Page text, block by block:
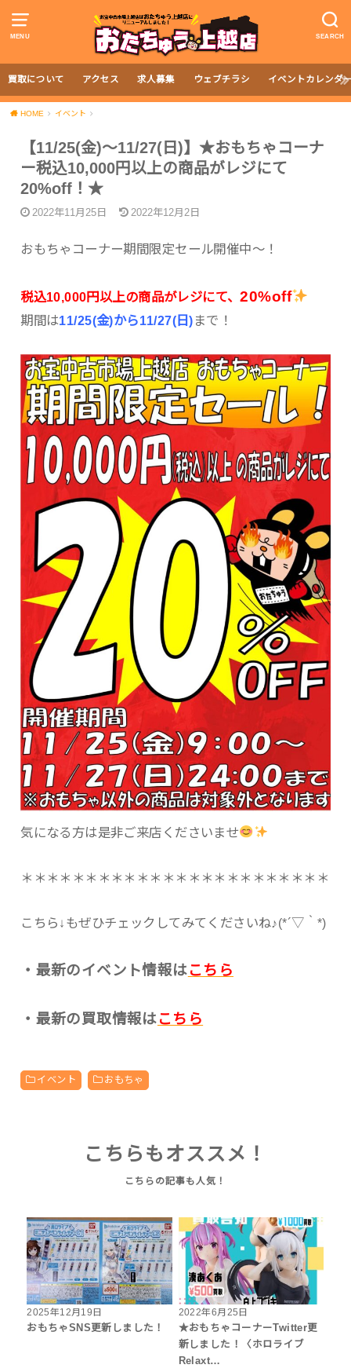
MENU SEARCH
買取について アクセス 求人募集 ウェブチラシ イベントカレンダ
HOME イベント
【11/25(金)～11/27(日)】★おもちゃコーナ
ー税込10,000円以上の商品がレジにて
20%off！★
2022年11月25日 2022年12月2日
おもちゃコーナー期間限定セール開催中〜！
税込10,000円以上の商品がレジにて、20%off
期間は11/25(金)から11/27(日) まで！
気になる方は是非ご来店くださいませ
＊＊＊＊＊＊＊＊＊＊＊＊＊＊＊＊＊＊＊＊＊＊＊＊
こちら↓もぜひチェックしてみてくださいね♪(*´▽｀*)
・最新のイベント情報はこちら
・最新の買取情報はこちら
イベント おもちゃ
こちらもオススメ！
2025年12月19日
おもちゃSNS更新しました！
2022年6月25日
★おもちゃコーナーTwitter更
新しました！〈ホロライブ
Relaxt…